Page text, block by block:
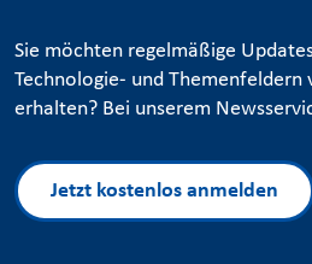
Sie möchten regelmäßige
Technologie- und Themenfeldern
erhalten? Bei unserem
Jetzt kostenlos anmelden